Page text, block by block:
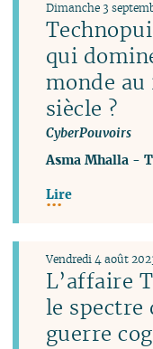
qui
monde au
siècle ?
CyberPouvoirs
Dimanche 3
Asma Mhalla -
Lire
L’affaire
le spectre
guerre
Vendredi 4 août